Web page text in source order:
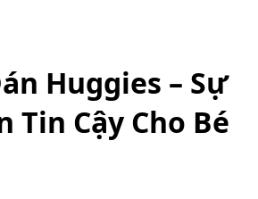
Huggies – Sự
Tin Cậy Cho Bé